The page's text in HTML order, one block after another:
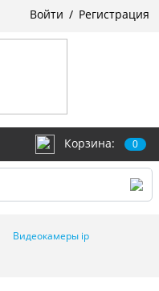
Войти / Регистрация
Корзина: 0
Видеокамеры ip